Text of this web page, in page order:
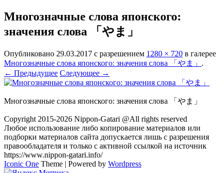
Многозначные слова японского:
значения слова 「やま」
Опубликовано 29.03.2017 с разрешением 1280 × 720 в галерее
Многозначные слова японского: значения слова 「やま」 .
← Предыдущее Следующее →
Многозначные слова японского: значения слова 「やま」
Copyright 2015-2026 Nippon-Gatari @All rights reserved
Любое использование либо копирование материалов или
подборки материалов сайта допускается лишь с разрешения
правообладателя и только с активной ссылкой на источник
https://www.nippon-gatari.info/
Iconic One Theme | Powered by Wordpress